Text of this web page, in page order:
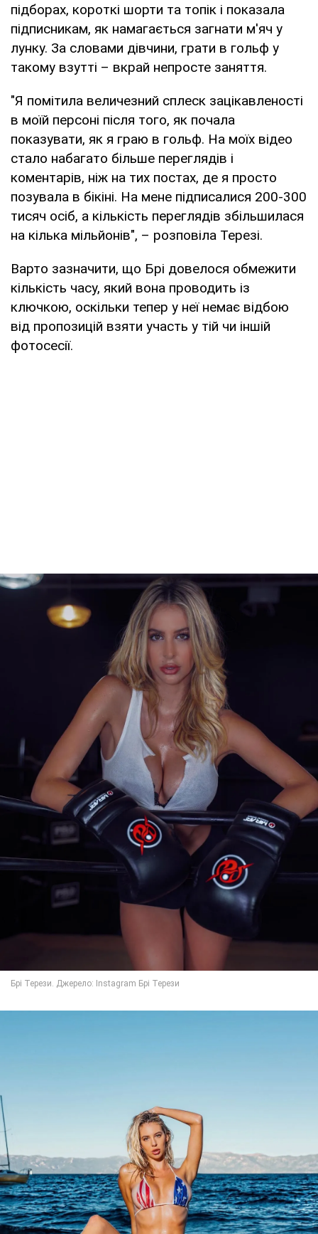
підборах, короткі шорти та топік і показала
підписникам, як намагається загнати м'яч у
лунку. За словами дівчини, грати в гольф у
такому взутті – вкрай непросте заняття.
"Я помітила величезний сплеск зацікавленості
в моїй персоні після того, як почала
показувати, як я граю в гольф. На моїх відео
стало набагато більше переглядів і
коментарів, ніж на тих постах, де я просто
позувала в бікіні. На мене підписалися 200-300
тисяч осіб, а кількість переглядів збільшилася
на кілька мільйонів", – розповіла Терезі.
Варто зазначити, що Брі довелося обмежити
кількість часу, який вона проводить із
ключкою, оскільки тепер у неї немає відбою
від пропозицій взяти участь у тій чи іншій
фотосесії.